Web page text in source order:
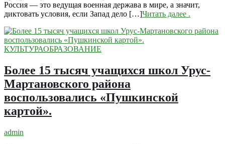
Россия — это ведущая военная держава в мире, а значит,
диктовать условия, если Запад дело […]Читать далее .
КУЛЬТУРАОБРАЗОВАНИЕ
Более 15 тысяч учащихся школ Урус-
Мартановского района
воспользовались «Пушкинской
картой».
admin